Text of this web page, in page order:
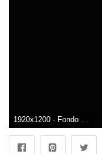
1920x1200 - Fondo de pantalla de 1920x1200. Fondo para computadora de cabina.